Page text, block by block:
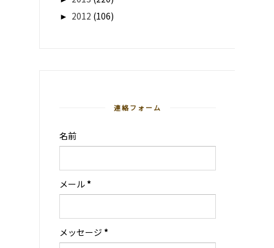
► 2012 (106)
連絡フォーム
名前
メール *
メッセージ *